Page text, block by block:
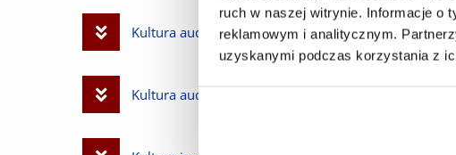
ruch w naszej witrynie. Informacje o
reklamowym i analitycznym.
uzyskanymi podczas korzystania z
Pobierz
Kultura audiowizualna 1. Przedmiot poszerzający
Pobierz
Kultura audiowizualna 2. Przedmiot poszerzający